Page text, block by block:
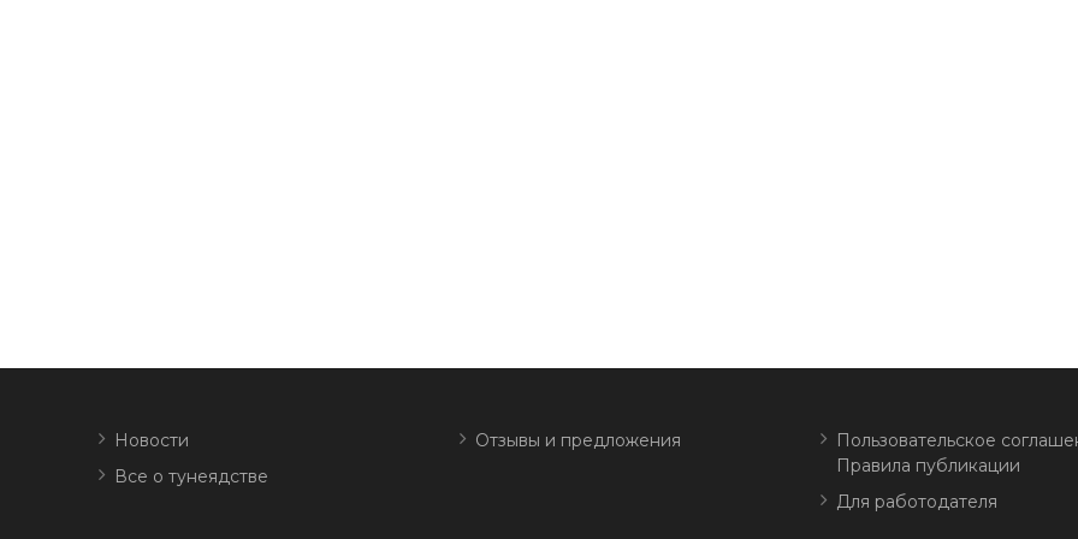
Новости
Все о тунеядстве
Отзывы и предложения
Пользовательское
Правила публикации
Для работодателя